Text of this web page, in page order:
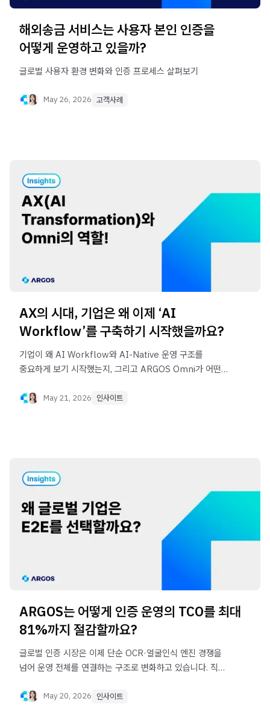
해외송금 서비스는 사용자 본인 인증을
어떻게 운영하고 있을까?
글로벌 사용자 환경 변화와 인증 프로세스 살펴보기
May 26, 2026 고객사례
AX의 시대, 기업은 왜 이제 ‘AI
Workflow’를 구축하기 시작했을까요?
기업이 왜 AI Workflow와 AI-Native 운영 구조를
중요하게 보기 시작했는지, 그리고 ARGOS Omni가 어떤
May 21, 2026 인사이트
ARGOS는 어떻게 인증 운영의 TCO를 최대
81%까지 절감할까요?
글로벌 인증 시장은 이제 단순 OCR·얼굴인식 엔진 경쟁을
넘어 운영 전체를 연결하는 구조로 변화하고 있습니다. 직접
End-to-End 인증 구조를 선택하게 되는지 살펴봅니다.
May 20, 2026 인사이트